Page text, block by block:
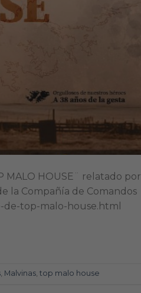
MALO HOUSE¨ relatado por
la Compañía de Comandos
de-top-malo-house.html
, Malvinas, top malo house